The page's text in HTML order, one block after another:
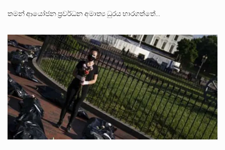
තමන් ආයෝජන ප්‍රවර්ධන අමාත්‍ය ධුරය භාරගත්තේ…